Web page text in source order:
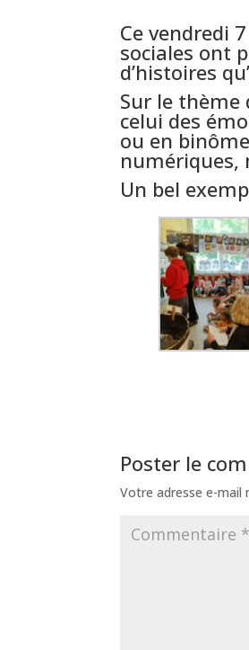
Ce vendredi
sociales ont
d’histoires
Sur le thème
celui des
ou en
Un bel
Poster le
Votre adresse e-mail